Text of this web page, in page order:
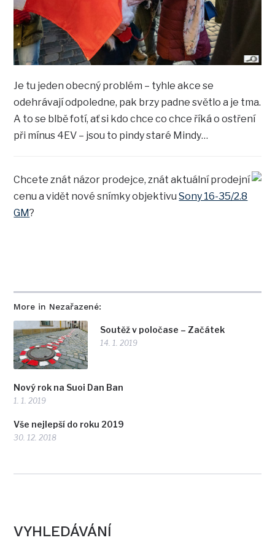
More in Nezařazené:
Soutěž v poločase – Začátek
14. 1. 2019
Nový rok na Suoi Dan Ban
1. 1. 2019
Vše nejlepší do roku 2019
30. 12. 2018
Je tu jeden obecný problém – tyhle akce se
odehrávají odpoledne, pak brzy padne světlo a je tma.
A to se blbě fotí, ať si kdo chce co chce říká o ostření
při mínus 4EV – jsou to pindy staré Mindy…
Chcete znát názor prodejce, znát aktuální prodejní
cenu a vidět nové snímky objektivuSony 16-35/2.8
GM?
VYHLEDÁVÁNÍ